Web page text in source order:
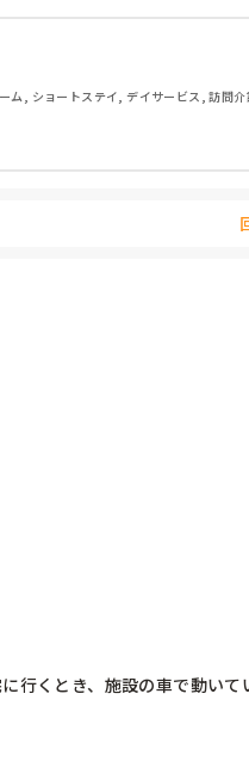
ム, ショートステイ, デイサービス, 訪問介
仕事してても親たちは遊んで
月から新しい施設へ…。
行くとき、施設の車で動い